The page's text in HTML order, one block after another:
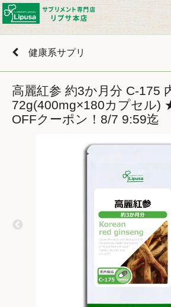
健康系サプリ
高麗紅参 約3か月分 C-175
72g(400mg×180カプセル)
OFFクーポン！8/7 9:59迄